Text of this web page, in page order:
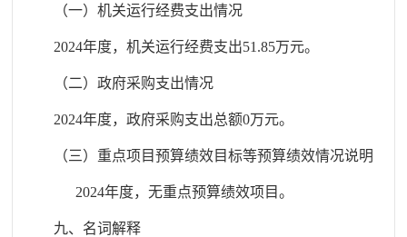
（一）机关运行经费支出情况
2024年度，机关运行经费支出51.85万元。
（二）政府采购支出情况
2024年度，政府采购支出总额0万元。
（三）重点项目预算绩效目标等预算绩效情况说明
2024年度，无重点预算绩效项目。
九、名词解释